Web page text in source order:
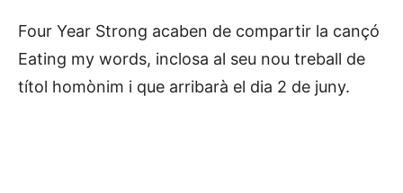
Four Year Strong acaben de compartir la cançó
Eating my words, inclosa al seu nou treball de
títol homònim i que arribarà el dia 2 de juny.